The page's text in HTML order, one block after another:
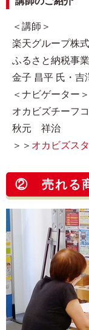
＜講師＞
楽天グループ株
ふるさと納税事
金子 昌平 氏・吉
＜ナビゲーター＞
オカビズチーフ
秋元 祥治
＞＞ オカビズス
② 売れる商